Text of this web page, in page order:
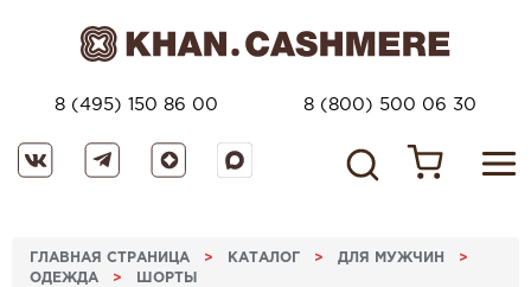
8 (495) 150 86 00 8 (800) 500 06 30
ГЛАВНАЯ СТРАНИЦА > КАТАЛОГ > ДЛЯ МУЖЧИН >
ОДЕЖДА > ШОРТЫ